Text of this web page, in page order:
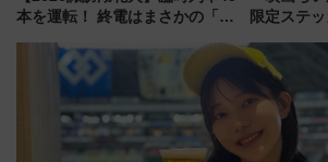
本を運転！ 終電はまさかの「0
ログラムから交通規制情報、観
覧席情報まで徹底解説
限定ステ
いを満喫し
募は7/12ま